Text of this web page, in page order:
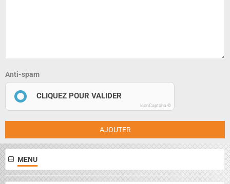
Anti-spam
CLIQUEZ POUR VALIDER
IconCaptcha ©
AJOUTER
MENU